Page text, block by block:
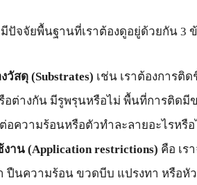
มีปัจจัยพื้นฐานที่เราต้องดูอยู่ด้วยกัน 3
วัสดุ (Substrates) เช่น เราต้องการติ
อต่างกัน มีรูพรุนหรือไม่ พื้นที่การติดมี
อความร้อนหรือตัวทำละลายอะไรหรือ
งาน (Application restrictions) คือ เร
ปืนความร้อน ขวดบีบ แปรงทา หรือหั